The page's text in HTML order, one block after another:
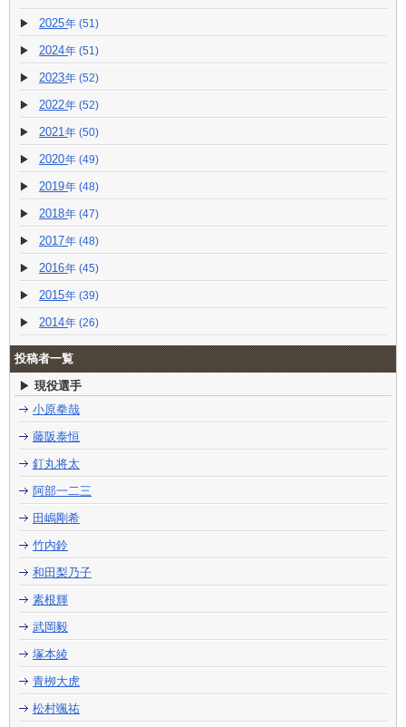
2025 (51)
2024 (51)
2023 (52)
2022 (52)
2021 (50)
2020 (49)
2019 (48)
2018 (47)
2017 (48)
2016 (45)
2015 (39)
2014 (26)
投稿者一覧
現役選手
小原拳哉
藤阪泰恒
釘丸将太
阿部一二三
田嶋剛希
竹内鈴
和田梨乃子
素根輝
武岡毅
塚本綾
青栁大虎
松村颯祐